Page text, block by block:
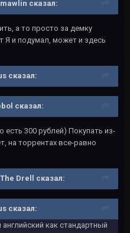
сказал:
а то просто за демку
Я и подумал, может и здесь
сказал:
сказал:
есть 300 рублей) Покупать из-
на торрентах все-равно
Drell сказал:
сказал:
как стандартный